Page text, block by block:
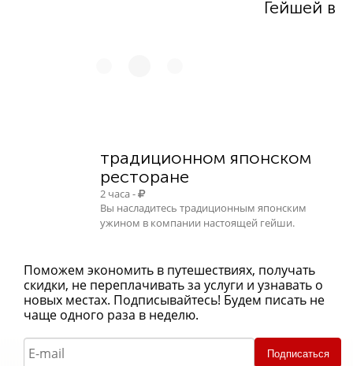
Гейшей в
традиционном японском
ресторане
2 часа -
Вы насладитесь традиционным японским
ужином в компании настоящей гейши.
Поможем экономить в путешествиях, получать
скидки, не переплачивать за услуги и узнавать о
новых местах. Подписывайтесь! Будем писать не
чаще одного раза в неделю.
Подписаться